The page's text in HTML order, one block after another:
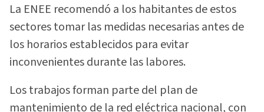
La ENEE recomendó a los habitantes de estos
sectores tomar las medidas necesarias antes de
los horarios establecidos para evitar
inconvenientes durante las labores.
Los trabajos forman parte del plan de
mantenimiento de la red eléctrica nacional, con